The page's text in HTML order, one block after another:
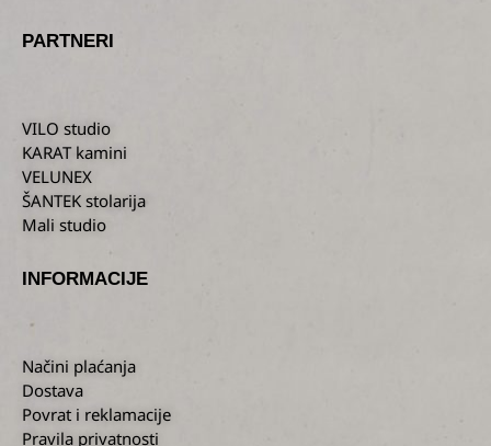
PARTNERI
VILO studio
KARAT kamini
VELUNEX
ŠANTEK stolarija
Mali studio
INFORMACIJE
Načini plaćanja
Dostava
Povrat i reklamacije
Pravila privatnosti